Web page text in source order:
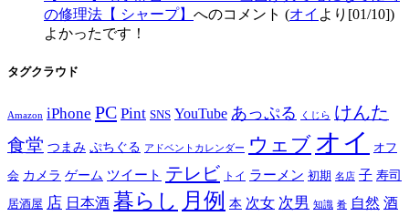
の修理法【 シャープ】 へのコメント (オイ より[01/10])
よかったです！
タグクラウド
Amazon iPhone PC Pint SNS YouTube あっぷる くじら けんた
食堂 つまみ ぷちぐる アドベントカレンダー ウェブ オイ オフ
会 カメラ ゲーム ツイート テレビ トイ ラーメン 初期 名店 子 寿司
居酒屋 店 日本酒 暮らし 月例 本 次女 次男 知識 肴 自然 酒